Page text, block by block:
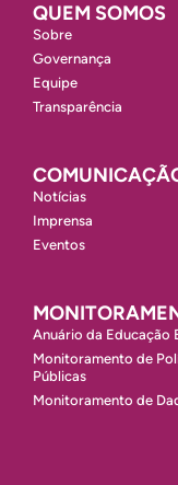
QUEM SOMOS
Sobre
Governança
Equipe
Transparência
Notícias
Imprensa
Eventos
Anuário da Educação
Monitoramento de
Públicas
Monitoramento de